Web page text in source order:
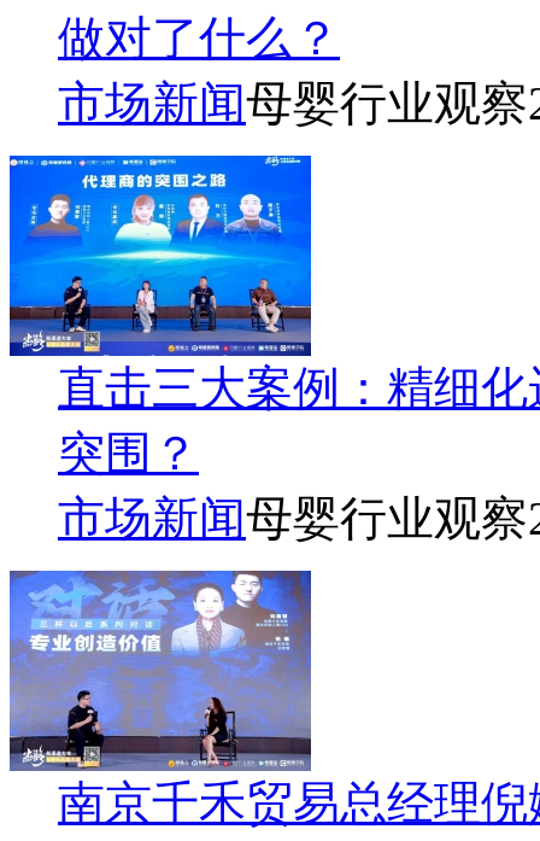
做对了什么？
市场新闻母婴行业观察
直击三大案例：精细
突围？
市场新闻母婴行业观察
南京千禾贸易总经理